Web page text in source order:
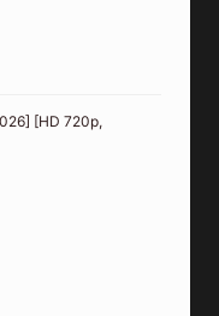
[HD 720p,